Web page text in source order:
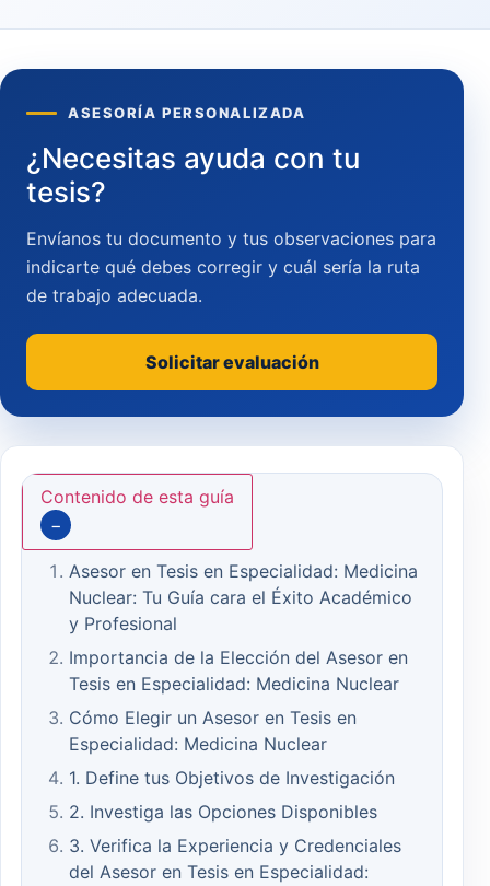
Contenido de esta guía
−
Asesor en Tesis en Especialidad: Medicina
Nuclear: Tu Guía cara el Éxito Académico
y Profesional
Importancia de la Elección del Asesor en
Tesis en Especialidad: Medicina Nuclear
Cómo Elegir un Asesor en Tesis en
Especialidad: Medicina Nuclear
1. Define tus Objetivos de Investigación
2. Investiga las Opciones Disponibles
3. Verifica la Experiencia y Credenciales
del Asesor en Tesis en Especialidad:
ASESORÍA PERSONALIZADA
¿Necesitas ayuda con tu
tesis?
Envíanos tu documento y tus observaciones para
indicarte qué debes corregir y cuál sería la ruta
de trabajo adecuada.
Solicitar evaluación